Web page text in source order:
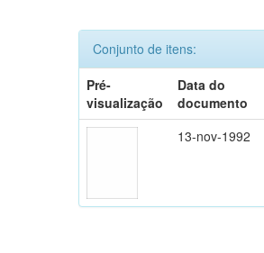
Conjunto de itens:
Pré-
visualização
Data do
documento
13-nov-1992